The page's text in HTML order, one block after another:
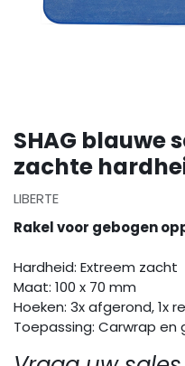
SHAG blauwe
zachte
LIBERTE
Rakel voor gebogen
Hardheid: Extreem zacht
Maat: 100 x 70 mm
Hoeken: 3x afgerond, 1x
Toepassing: Carwrap